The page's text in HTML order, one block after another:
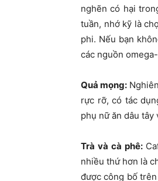
nghẽn có hại
tuần, nhớ kỹ là
phi. Nếu bạn
các nguồn
Quả mọng:
rực rỡ, có tác
phụ nữ ăn dâu
Trà và cà phê:
nhiều thứ hơn là
được công bố